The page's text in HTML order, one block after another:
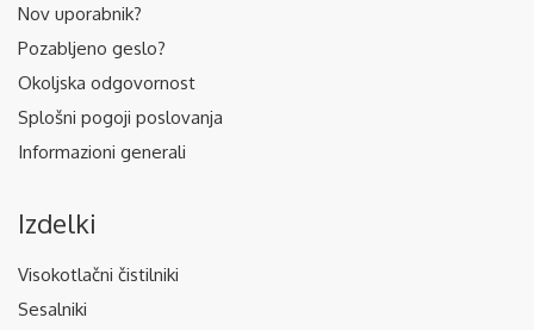
Nov uporabnik?
Pozabljeno geslo?
Okoljska odgovornost
Splošni pogoji poslovanja
Informazioni generali
Izdelki
Visokotlačni čistilniki
Sesalniki